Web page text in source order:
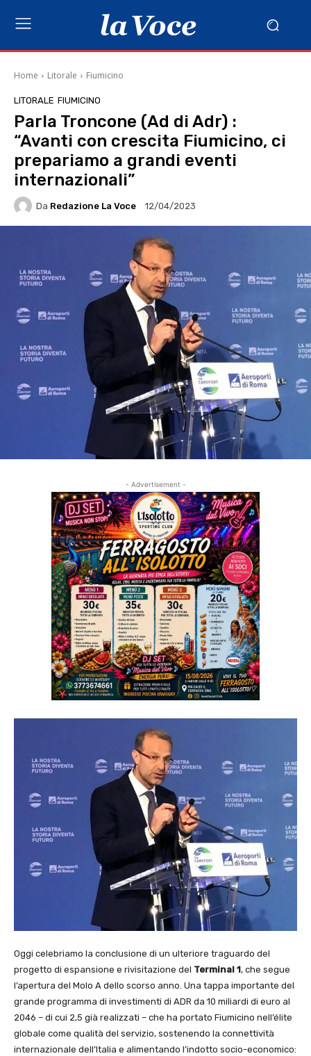
Home Litorale Fiumicino
LITORALE FIUMICINO
Parla Troncone (Ad di Adr) :
“Avanti con crescita Fiumicino, ci
prepariamo a grandi eventi
internazionali”
Da Redazione La Voce 12/04/2023
- Advertisement -
Oggi celebriamo la conclusione di un ulteriore traguardo del
progetto di espansione e rivisitazione del Terminal 1, che segue
l’apertura del Molo A dello scorso anno. Una tappa importante del
grande programma di investimenti di ADR da 10 miliardi di euro al
2046 – di cui 2,5 già realizzati – che ha portato Fiumicino nell’élite
globale come qualità del servizio, sostenendo la connettività
internazionale dell’Italia e alimentando l’indotto socio-economico: